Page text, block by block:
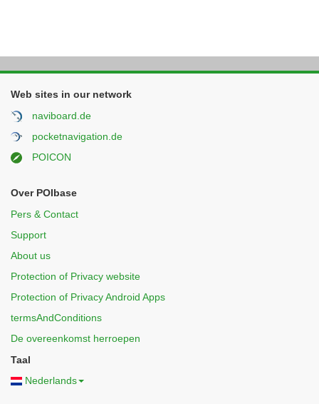
Web sites in our network
naviboard.de
pocketnavigation.de
POICON
Over POIbase
Pers & Contact
Support
About us
Protection of Privacy website
Protection of Privacy Android Apps
termsAndConditions
De overeenkomst herroepen
Taal
Nederlands